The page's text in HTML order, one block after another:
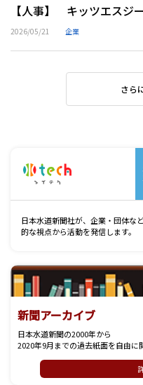
【人事】 キッツエスジ
2026/05/21 企業
さら
日本水道新聞社が、企業・団体な
的な視点から活動を発信します。
新聞アーカイブ
日本水道新聞の2000年から
2020年9月までの過去紙面を自由に